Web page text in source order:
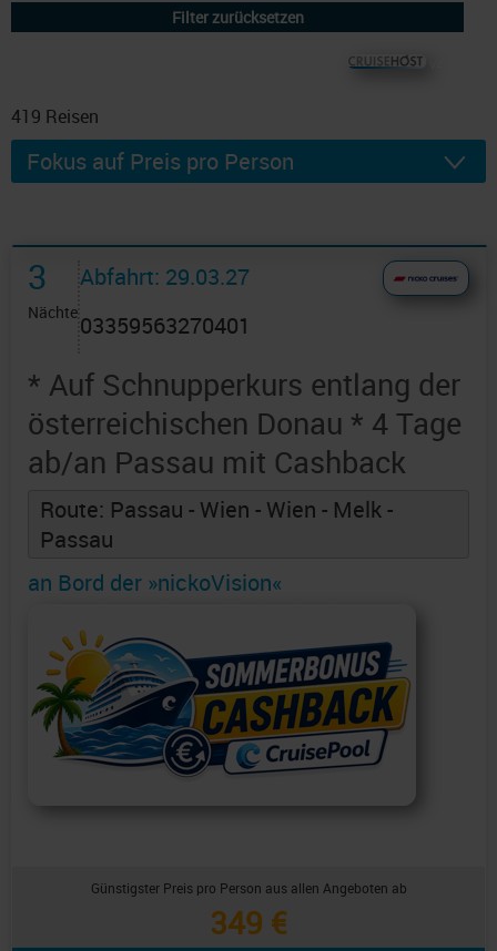
419 Reisen
3
Nächte
Abfahrt: 29.03.27
03359563270401
* Auf Schnupperkurs entlang der
österreichischen Donau * 4 Tage
ab/an Passau mit Cashback
Route: Passau - Wien - Wien - Melk -
Passau
an Bord der »nickoVision«
Günstigster Preis pro Person aus allen Angeboten ab
349 €